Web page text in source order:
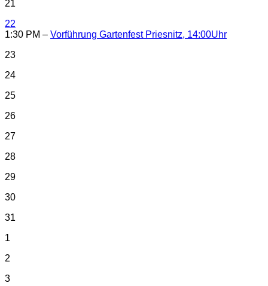
21
22
1:30 PM – Vorführung Gartenfest Priesnitz, 14:00Uhr
23
24
25
26
27
28
29
30
31
1
2
3